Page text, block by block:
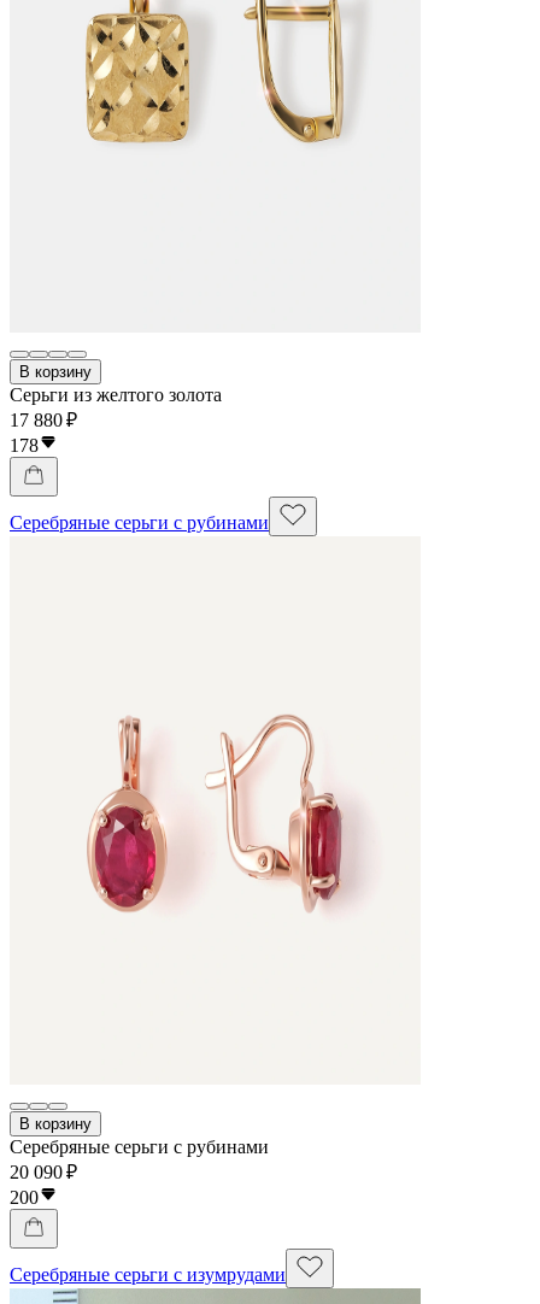
В корзину
Серьги из желтого золота
17 880 ₽
178
Серебряные серьги с рубинами
В корзину
Серебряные серьги с рубинами
20 090 ₽
200
Серебряные серьги с изумрудами